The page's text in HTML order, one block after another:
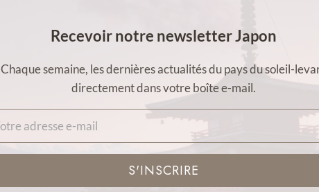
Recevoir notre newsletter Japon
Chaque semaine, les dernières actualités du pays du soleil-
directement dans votre boîte e-mail.
S'INSCRIRE